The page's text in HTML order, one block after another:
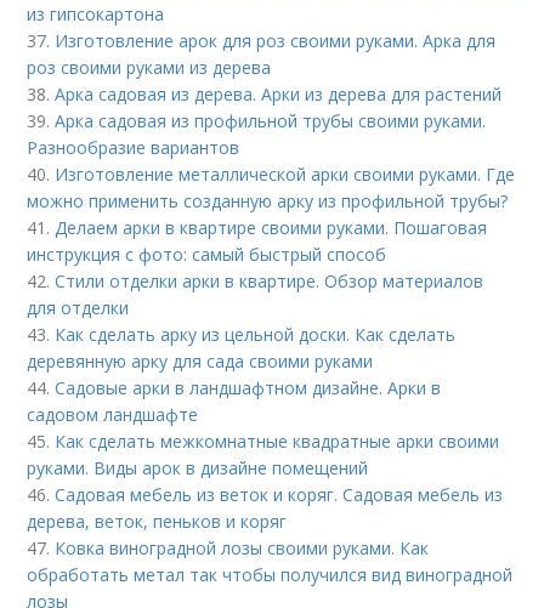
из гипсокартона
37. Изготовление арок для роз своими руками. Арка для
роз своими руками из дерева
38.Арка садовая из дерева. Арки из дерева для растений
39.Арка садовая из профильной трубы своими руками.
Разнообразие вариантов
40. Изготовление металлической арки своими руками. Где
можно применить созданную арку из профильной трубы?
41. Делаем арки в квартире своими руками. Пошаговая
инструкция с фото: самый быстрый способ
42.Стили отделки арки в квартире. Обзор материалов
для отделки
43. Как сделать арку из цельной доски. Как сделать
деревянную арку для сада своими руками
44.Садовые арки в ландшафтном дизайне. Арки в
садовом ландшафте
45. Как сделать межкомнатные квадратные арки своими
руками. Виды арок в дизайне помещений
46.Садовая мебель из веток и коряг. Садовая мебель из
дерева, веток, пеньков и коряг
47. Ковка виноградной лозы своими руками. Как
обработать метал так чтобы получился вид виноградной
лозы